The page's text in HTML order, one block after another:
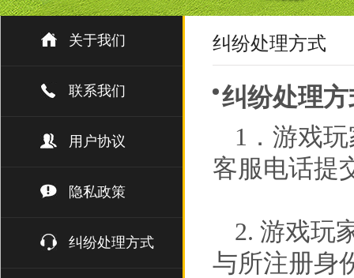
关于我们
联系我们
用户协议
隐私政策
纠纷处理方式
纠纷处理方式
纠纷处理
1．游戏
客服电话提
2. 游戏玩
与所注册身